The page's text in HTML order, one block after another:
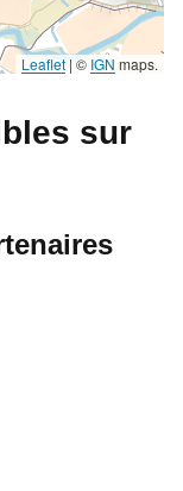
Leaflet | © IGN maps.
sur